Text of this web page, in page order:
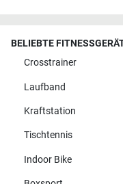
BELIEBTE
Crosstrainer
Laufband
Kraftstation
Tischtennis
Indoor Bike